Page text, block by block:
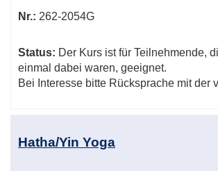
Nr.: 262-2054G
Status: Der Kurs ist für Teilnehmende,
einmal dabei waren, geeignet.
Bei Interesse bitte Rücksprache mit der
Hatha/Yin Yoga